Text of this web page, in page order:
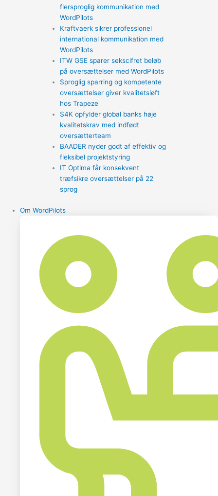
flersproglig kommunikation med
WordPilots
Kraftvaerk sikrer professionel
international kommunikation med
WordPilots
ITW GSE sparer sekscifret beløb
på oversættelser med WordPilots
Sproglig sparring og kompetente
oversættelser giver kvalitetsløft
hos Trapeze
S4K opfylder global banks høje
kvalitetskrav med indfødt
oversætterteam
BAADER nyder godt af effektiv og
fleksibel projektstyring
IT Optima får konsekvent
træfsikre oversættelser på 22
sprog
Om WordPilots